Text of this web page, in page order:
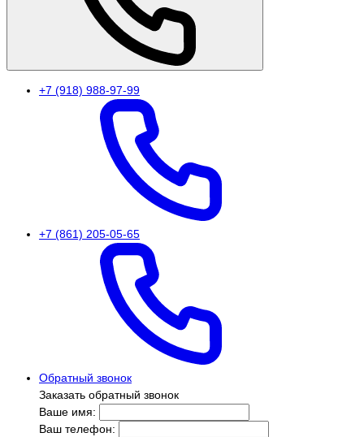
+7 (918) 988-97-99
+7 (861) 205-05-65
Обратный звонок
Заказать обратный звонок
Ваше имя:
Ваш телефон: